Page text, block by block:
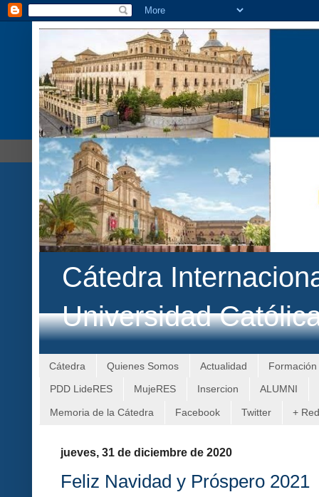
Cátedra
Universidad
Cátedra Quienes Somos Actualidad Formación
PDD LideRES MujeRES Insercion ALUMNI
Memoria de la Cátedra Facebook Twitter +
jueves, 31 de diciembre de 2020
Feliz Navidad y Próspero 2021